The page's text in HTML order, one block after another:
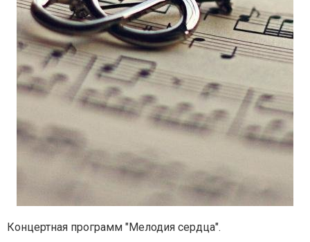
Концертная программ "Мелодия сердца".